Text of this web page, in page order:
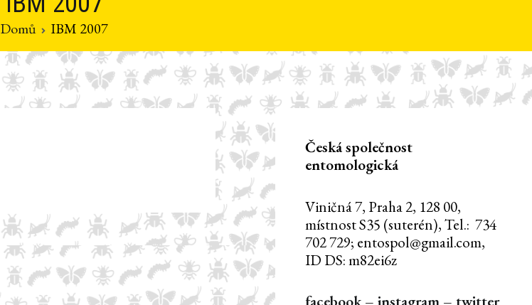
Domů IBM 2007
Česká společnost
entomologická
Viničná 7, Praha 2, 128 00,
místnost S35 (suterén), Tel.: 734
702 729; entospol@gmail.com,
ID DS: m82ei6z